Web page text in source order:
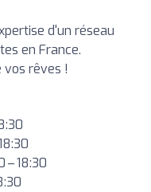
d'un réseau
en France.
vos rêves !
– 18:30